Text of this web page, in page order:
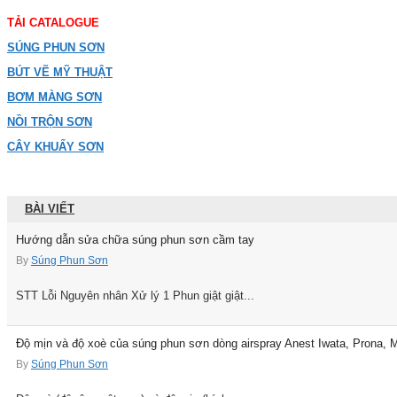
TẢI CATALOGUE
SÚNG PHUN SƠN
BÚT VẼ MỸ THUẬT
BƠM MÀNG SƠN
NỒI TRỘN SƠN
CÂY KHUẤY SƠN
BÀI VIẾT
Hướng dẫn sửa chữa súng phun sơn cầm tay
By Súng Phun Sơn
STT Lỗi Nguyên nhân Xử lý 1 Phun giật giật...
Độ mịn và độ xoè của súng phun sơn dòng airspray Anest Iwata, Prona,
By Súng Phun Sơn